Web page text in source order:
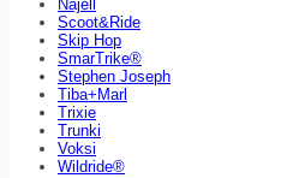
Najell
Scoot&Ride
Skip Hop
SmarTrike®
Stephen Joseph
Tiba+Marl
Trixie
Trunki
Voksi
Wildride®